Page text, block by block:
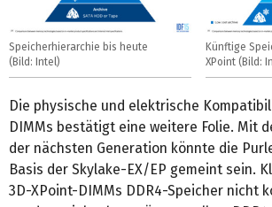
Speicherhierarchie bis heute
(Bild: Intel)
Künftige
XPoint (Bild:
Die physische und elektrische
DIMMs bestätigt eine weitere Folie. Mit
der nächsten Generation könnte die
Basis der Skylake-EX/EP gemeint sein.
3D-XPoint-DIMMs DDR4-Speicher nicht